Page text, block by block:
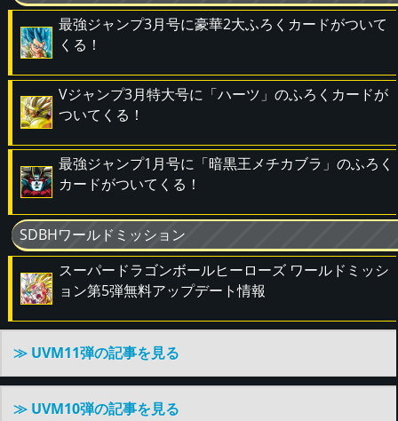
最強ジャンプ3月号に豪華2大ふろくカードがついて
くる！
Vジャンプ3月特大号に「ハーツ」のふろくカードが
ついてくる！
最強ジャンプ1月号に「暗黒王メチカブラ」のふろく
カードがついてくる！
SDBHワールドミッション
スーパードラゴンボールヒーローズ ワールドミッシ
ョン第5弾無料アップデート情報
≫ UVM11弾の記事を見る
≫ UVM10弾の記事を見る